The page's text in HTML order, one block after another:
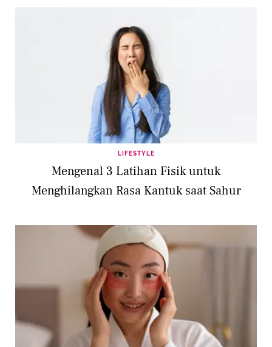
LIFESTYLE
Mengenal 3 Latihan Fisik untuk
Menghilangkan Rasa Kantuk saat Sahur